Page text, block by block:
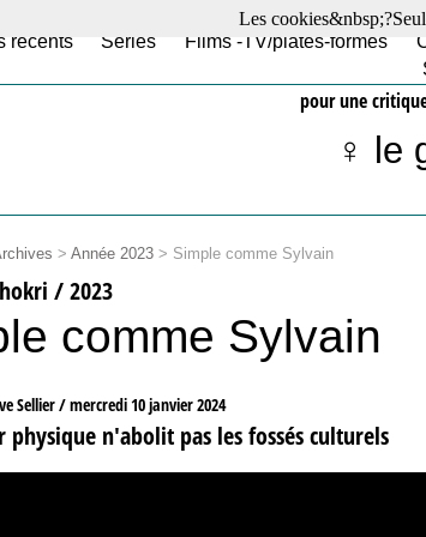
récents Séries Films -TV/plates-formes
pour une
♀ le
> Année 2023> Simple comme Sylvain
/ 2023
comme Sylvain
Sellier /mercredi 10 janvier 2024
physique n'abolit pas les fossés culturels
Les